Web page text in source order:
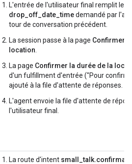
L'entrée de l'utilisateur final remplit le
drop_off_date_timedemandé par
tour de conversation précédent.
La session passe à la page Confirmer
location
La page Confirmer la durée de la
d'un fulfillment d'entrée ("Pour
ajouté à la file d'attente de réponses.
L'agent envoie la file d'attente de
l'utilisateur final.
La route d'intent